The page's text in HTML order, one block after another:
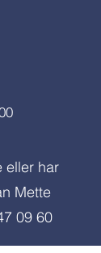
har
Mette
09 60